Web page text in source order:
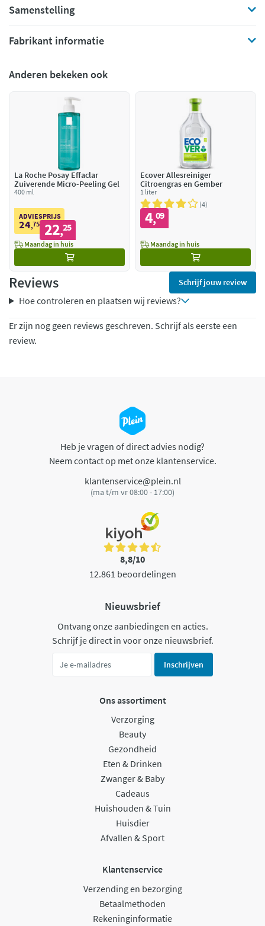
Samenstelling
Fabrikant informatie
Anderen bekeken ook
La Roche Posay Effaclar
Zuiverende Micro-Peeling Gel
400 ml
ADVIESPRIJS
24,75 22,25
Maandag in huis
Ecover Allesreiniger
Citroengras en Gember
1 liter
4
4,09
Maandag in huis
Reviews Schrijf jouw review
Hoe controleren en plaatsen wij reviews?
Er zijn nog geen reviews geschreven. Schrijf als eerste een
review.
Heb je vragen of direct advies nodig?
Neem contact op met onze klantenservice.
klantenservice@plein.nl
(ma t/m vr 08:00 - 17:00)
8,8/10
12.861 beoordelingen
Nieuwsbrief
Ontvang onze aanbiedingen en acties.
Schrijf je direct in voor onze nieuwsbrief.
Inschrijven
Ons assortiment
Verzorging
Beauty
Gezondheid
Eten & Drinken
Zwanger & Baby
Cadeaus
Huishouden & Tuin
Huisdier
Afvallen & Sport
Klantenservice
Verzending en bezorging
Betaalmethoden
Rekeninginformatie